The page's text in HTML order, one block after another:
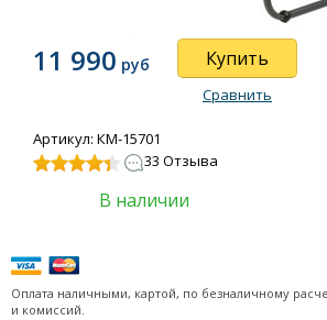
Ballu BHP-P-6
Круглый корпус (газовые)
Дизельные непрямого нагрева
Дизельные прямого нагрева
Тепловые пушки Тепломаш
Тепловые пушки Тропик
11 990 руб Купить
Сравнить
Артикул: КМ-15701
33 Отзыва
В наличии
Оплата наличными, картой, по безналичному
и комиссий.